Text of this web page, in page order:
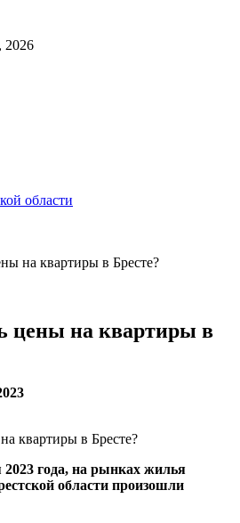
2026
области
на квартиры в Бресте?
цены на квартиры в
2023 года, на рынках жилья
области произошли